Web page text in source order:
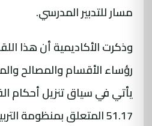
مسار للتدبير المدرسي.
وذكرت الأكاديمية أن هذا
رؤساء الأقسام والمصالح
يأتي في سياق تنزيل أحكام
51.17 المتعلق بمنظومة